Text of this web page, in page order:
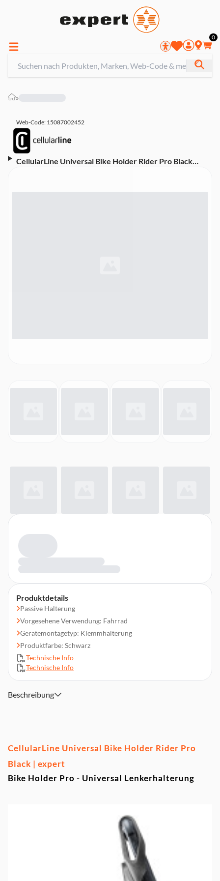
0
»
Web-Code: 15087002452
CellularLine Universal Bike Holder Rider Pro Black
Produktdetails
Passive Halterung
Vorgesehene Verwendung: Fahrrad
Gerätemontagetyp: Klemmhalterung
Produktfarbe: Schwarz
Technische Info
Technische Info
Beschreibung
CellularLine Universal Bike Holder Rider Pro
Black | expert
Bike Holder Pro - Universal Lenkerhalterung